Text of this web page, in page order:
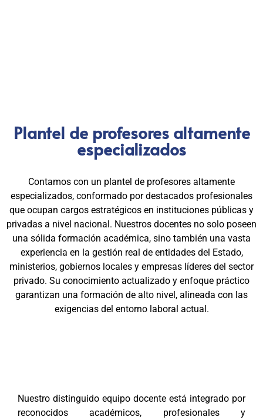
Plantel de profesores altamente
especializados
Contamos con un plantel de profesores altamente
especializados, conformado por destacados profesionales
que ocupan cargos estratégicos en instituciones públicas y
privadas a nivel nacional. Nuestros docentes no solo poseen
una sólida formación académica, sino también una vasta
experiencia en la gestión real de entidades del Estado,
ministerios, gobiernos locales y empresas líderes del sector
privado. Su conocimiento actualizado y enfoque práctico
garantizan una formación de alto nivel, alineada con las
exigencias del entorno laboral actual.
Nuestro distinguido equipo docente está integrado por
reconocidos académicos, profesionales y